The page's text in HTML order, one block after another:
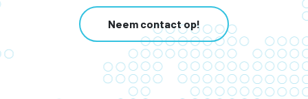
Neem contact op!